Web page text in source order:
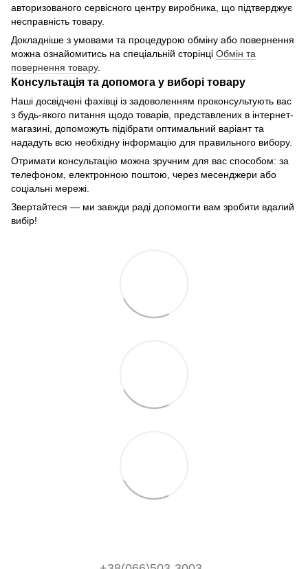
авторизованого сервісного центру виробника, що підтверджує
несправність товару.
Докладніше з умовами та процедурою обміну або повернення
можна ознайомитись на спеціальній сторінці Обмін та
повернення товару.
Консультація та допомога у виборі товару
Наші досвідчені фахівці із задоволенням проконсультують вас
з будь-якого питання щодо товарів, представлених в інтернет-
магазині, допоможуть підібрати оптимальний варіант та
нададуть всю необхідну інформацію для правильного вибору.
Отримати консультацію можна зручним для вас способом: за
телефоном, електронною поштою, через месенджери або
соціальні мережі.
Звертайтеся — ми завжди раді допомогти вам зробити вдалий
вибір!